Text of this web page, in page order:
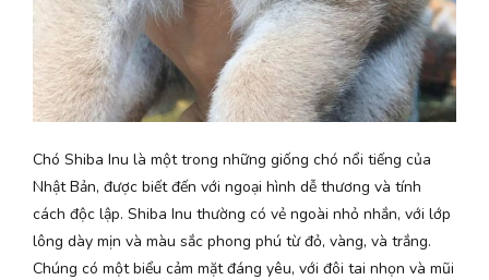
Chó Shiba Inu là một trong những giống chó nổi tiếng của
Nhật Bản, được biết đến với ngoại hình dễ thương và tính
cách độc lập. Shiba Inu thường có vẻ ngoài nhỏ nhắn, với lớp
lông dày mịn và màu sắc phong phú từ đỏ, vàng, và trắng.
Chúng có một biểu cảm mặt đáng yêu, với đôi tai nhọn và mũi